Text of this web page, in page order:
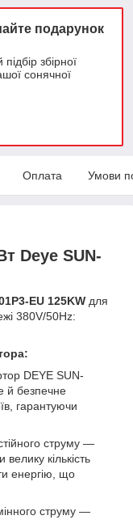
подарунок
збірної
сонячної
Оплата Умови
Deye SUN-
EU 125KW для
380V/50Hz:
DEYE SUN-
й безпечне
гарантуючи
струму —
кількість
енергію, що
струму —